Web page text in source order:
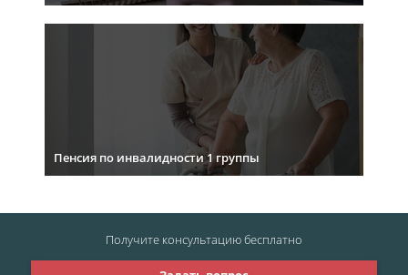
Пенсия по инвалидности 1 группы
Получите консультациюбесплатно